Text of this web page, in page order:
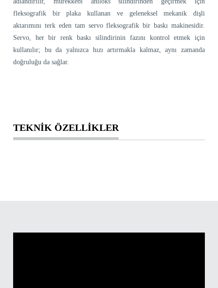
fleksografik bir plaka kullanan ve geleneksel mekanik dişli
aktarımını terk eden tam servo fleksografik bir baskı makinesidir.
Servo, her bir renk baskı silindirinin fazını kontrol etmek için
kullanılır; bu da yalnızca hızı artırmakla kalmaz, aynı zamanda
doğruluğu da sağlar.
TEKNİK ÖZELLİKLER